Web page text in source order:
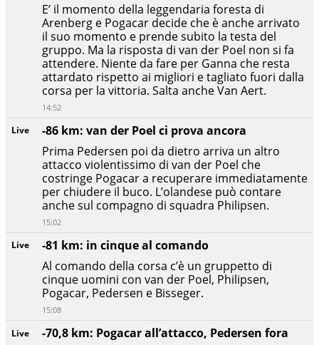
Live
-70,8 km: Pogacar all’attacco, Pedersen fora
Live
-81 km: in cinque al comando
Al comando della corsa c’è un gruppetto di
cinque uomini con van der Poel, Philipsen,
Pogacar, Pedersen e Bisseger.
15:08
Live
-86 km: van der Poel ci prova ancora
Prima Pedersen poi da dietro arriva un altro
attacco violentissimo di van der Poel che
costringe Pogacar a recuperare immediatamente
per chiudere il buco. L’olandese può contare
anche sul compagno di squadra Philipsen.
15:02
E’ il momento della leggendaria foresta di
Arenberg e Pogacar decide che è anche arrivato
il suo momento e prende subito la testa del
gruppo. Ma la risposta di van der Poel non si fa
attendere. Niente da fare per Ganna che resta
attardato rispetto ai migliori e tagliato fuori dalla
corsa per la vittoria. Salta anche Van Aert.
14:52